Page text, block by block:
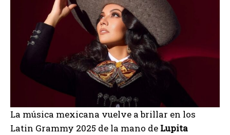
La música mexicana vuelve a brillar en los
Latin Grammy 2025 de la mano de Lupita